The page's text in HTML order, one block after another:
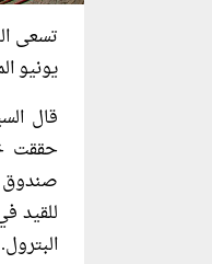
تسعى
يونيو
قال
صندوق
للقيد
البترول.